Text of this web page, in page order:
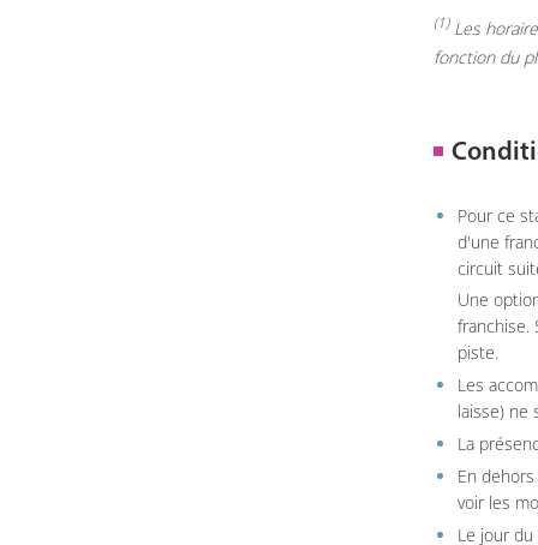
(1)Les
fonction du
Pour ce
d'une
circuit
Une
franchise.
piste.
Les
laisse) ne
La
En
voir les
Le jour